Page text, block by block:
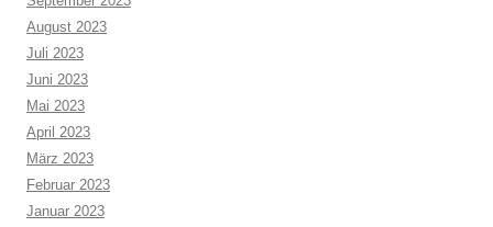
August 2023
Juli 2023
Juni 2023
Mai 2023
April 2023
März 2023
Februar 2023
Januar 2023